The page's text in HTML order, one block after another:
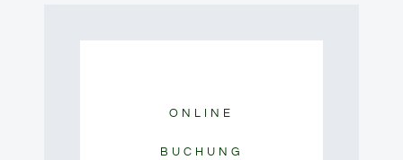
ONLINE
BUCHUNG